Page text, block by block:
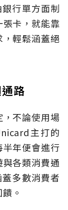
行單方面制
卡，就能靠
輕鬆涵蓋絕
路
不論使用場
主打的
半年便會進行
各類消費通
多數消費者
。